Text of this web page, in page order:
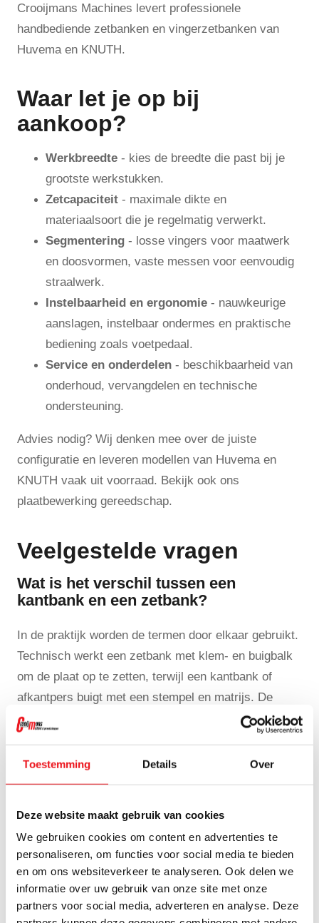
Toestemming Details Over
Deze website maakt gebruik van cookies
We gebruiken cookies om content en advertenties te
personaliseren, om functies voor social media te bieden
en om ons websiteverkeer te analyseren. Ook delen we
informatie over uw gebruik van onze site met onze
partners voor social media, adverteren en analyse. Deze
Crooijmans Machines levert professionele
handbediende zetbanken en vingerzetbanken van
Huvema en KNUTH.
Waar let je op bij
aankoop?
Werkbreedte - kies de breedte die past bij je
grootste werkstukken.
Zetcapaciteit - maximale dikte en
materiaalsoort die je regelmatig verwerkt.
Segmentering - losse vingers voor maatwerk
en doosvormen, vaste messen voor eenvoudig
straalwerk.
Instelbaarheid en ergonomie - nauwkeurige
aanslagen, instelbaar ondermes en praktische
bediening zoals voetpedaal.
Service en onderdelen - beschikbaarheid van
onderhoud, vervangdelen en technische
ondersteuning.
Advies nodig? Wij denken mee over de juiste
configuratie en leveren modellen van Huvema en
KNUTH vaak uit voorraad. Bekijk ook ons
plaatbewerking gereedschap.
Veelgestelde vragen
Wat is het verschil tussen een
kantbank en een zetbank?
In de praktijk worden de termen door elkaar gebruikt.
Technisch werkt een zetbank met klem- en buigbalk
om de plaat op te zetten, terwijl een kantbank of
afkantpers buigt met een stempel en matrijs. De
afkantpers kan hogere krachten leveren voor
zwaardere toepassingen, terwijl een zetbank vooral
geschikt is voor eenvoudiger plaatwerk en kleinere
oplagen. Lees meer over
Wat is een vingerzetbank?
Een vingerzetbank heeft segmenten (vingers) in
boven- en vaak ook ondermes. Je verwijdert of
verplaatst segmenten zodat je randen kunt zetten